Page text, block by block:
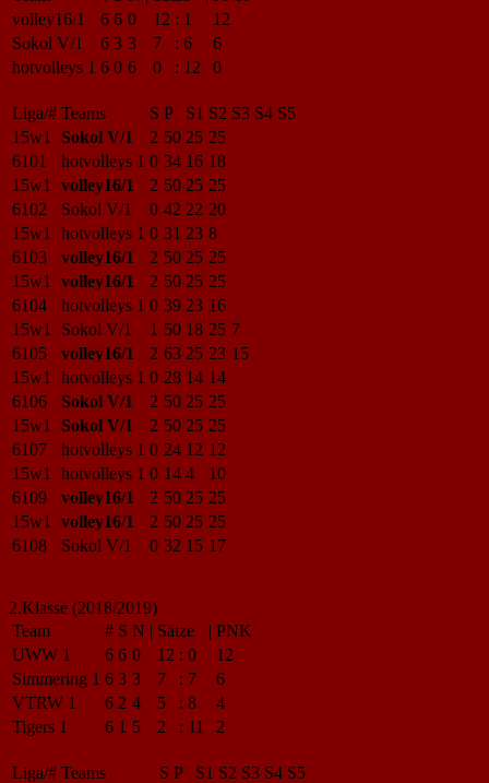
volley16/1
6 6 0 12 : 1
12
Sokol V/1
6 3 3 7 : 6
6
hotvolleys 1 6 0 6 0 : 12 0
Liga/# Teams S P S1 S2 S3 S4 S5
15w1
Sokol V/1 2 50 25 25
6101
hotvolleys 1 0 34 16 18
15w1
volley16/1 2 50 25 25
6102
Sokol V/1 0 42 22 20
15w1
hotvolleys 1 0 31 23 8
6103
volley16/1 2 50 25 25
15w1
volley16/1 2 50 25 25
6104
hotvolleys 1 0 39 23 16
15w1
Sokol V/1 1 50 18 25 7
6105
volley16/1 2 63 25 23 15
15w1
hotvolleys 1 0 28 14 14
6106
Sokol V/1 2 50 25 25
15w1
Sokol V/1 2 50 25 25
6107
hotvolleys 1 0 24 12 12
15w1
hotvolleys 1 0 14 4
10
6109
volley16/1 2 50 25 25
15w1
volley16/1 2 50 25 25
6108
Sokol V/1 0 32 15 17
2.Klasse (2018/2019)
Team
# S N | Sätze | PNK
UWW 1
6 6 0 12 : 0
12
Simmering 1 6 3 3 7 : 7
6
VTRW 1
6 2 4 5 : 8
4
Tigers 1
6 1 5 2 : 11 2
Liga/# Teams S P S1 S2 S3 S4 S5